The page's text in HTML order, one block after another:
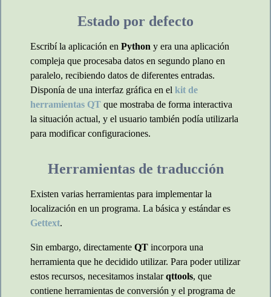
Estado por defecto
Escribí la aplicación en Python y era una aplicación
compleja que procesaba datos en segundo plano en
paralelo, recibiendo datos de diferentes entradas.
Disponía de una interfaz gráfica en el kit de
herramientas QT que mostraba de forma interactiva
la situación actual, y el usuario también podía utilizarla
para modificar configuraciones.
Herramientas de traducción
Existen varias herramientas para implementar la
localización en un programa. La básica y estándar es
Gettext.
Sin embargo, directamente QT incorpora una
herramienta que he decidido utilizar. Para poder utilizar
estos recursos, necesitamos instalarqttools, que
contiene herramientas de conversión y el programa de